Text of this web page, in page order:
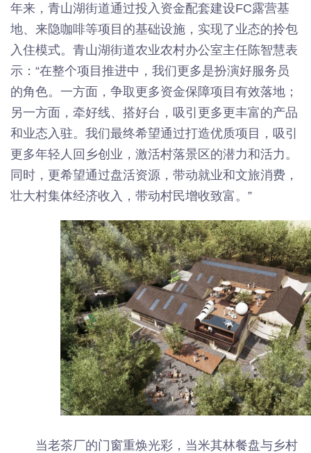
年来，青山湖街道通过投入资金配套建设FC露营基
地、来隐咖啡等项目的基础设施，实现了业态的拎包
入住模式。青山湖街道农业农村办公室主任陈智慧表
示：“在整个项目推进中，我们更多是扮演好服务员
的角色。一方面，争取更多资金保障项目有效落地；
另一方面，牵好线、搭好台，吸引更多更丰富的产品
和业态入驻。我们最终希望通过打造优质项目，吸引
更多年轻人回乡创业，激活村落景区的潜力和活力。
同时，更希望通过盘活资源，带动就业和文旅消费，
壮大村集体经济收入，带动村民增收致富。”
当老茶厂的门窗重焕光彩，当米其林餐盘与乡村